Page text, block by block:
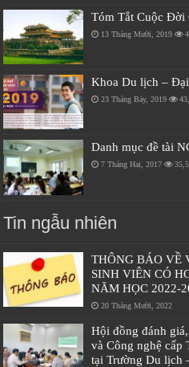
Tóm Tắt Cuộc Đời
13 Tháng Mười, 2019
Khoa Du lịch –
23 Tháng Bảy, 2019
Danh mục đề tài
7 Tháng Hai, 2017
Tin ngẫu nhiên
THÔNG BÁO VỀ
SINH VIÊN CÓ
NĂM HỌC 2022-
20 Tháng Mười, 2022
Hội đồng đánh
và Công nghệ cấp
tại Trường Du lịch